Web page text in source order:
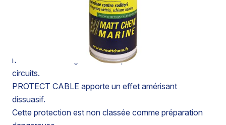
PROTECT CABLE réduit les risques de détérioration
des matériels tels câbles, gaines électriques et mousse
d’isolation en dissuadant les rongeurs, souris, rats,
mulots de les ronger. Evite les pannes er les courts-
circuits.
PROTECT CABLE apporte un effet amérisant
dissuasif.
Cette protection est non classée comme préparation